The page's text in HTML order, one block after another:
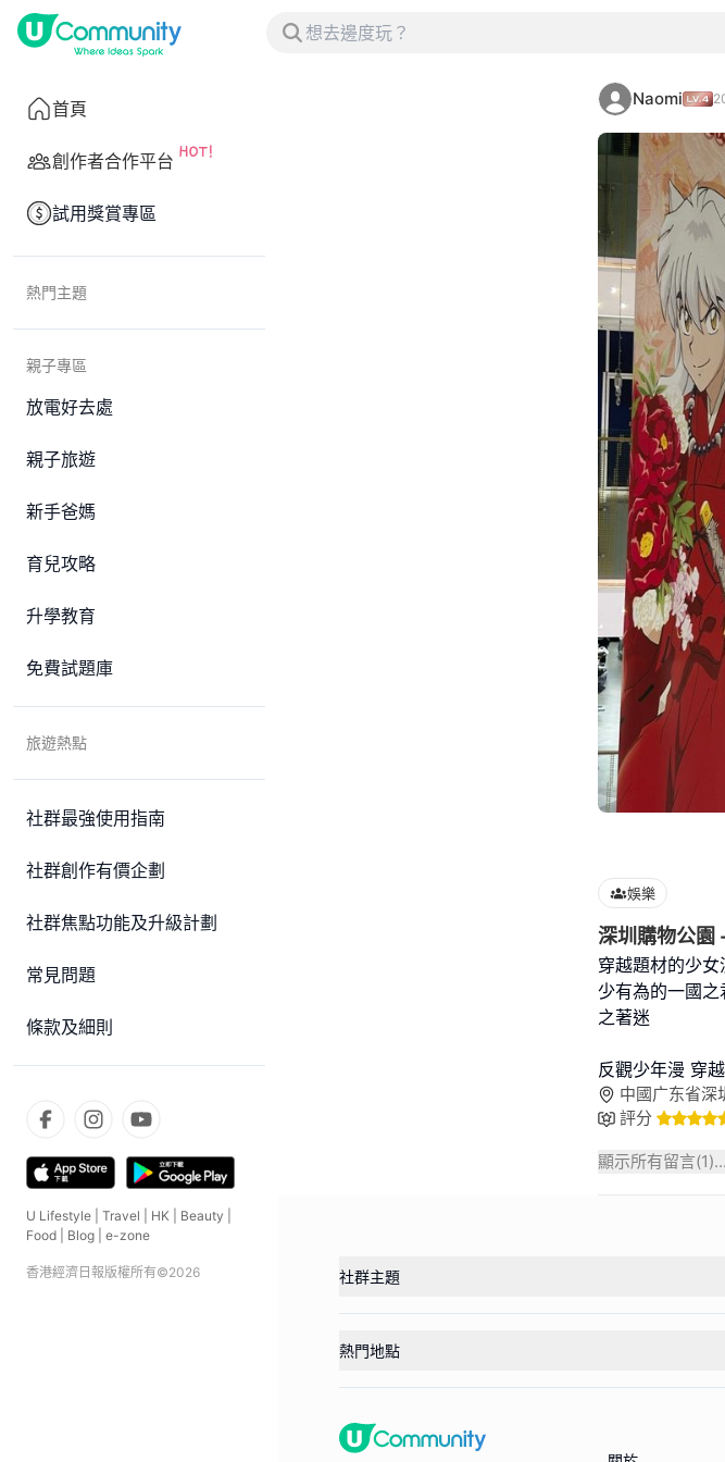
首頁
創作者合作平台
試用獎賞專區
熱門主題
親子專區
放電好去處
親子旅遊
新手爸媽
育兒攻略
升學教育
免費試題庫
旅遊熱點
社群最強使用指南
社群創作有價企劃
社群焦點功能及升級計劃
常見問題
條款及細則
U Lifestyle Travel HK Beauty
Food
Blog e-zone
香港經濟日報版權所有©2026
Naomi
娛樂
深圳購物公園
穿越題材的少
少有為的一國
之著迷
反觀少年漫 穿越
中國广东省深
評分
顯示所有留言(1)...
社群主題
熱門地點